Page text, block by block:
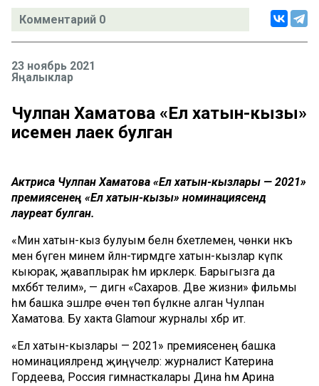
Комментарий 0
23 ноябрь 2021
Яңалыклар
Чулпан Хаматова «Ел хатын-кызы»
исеменә лаек булган
Актриса Чулпан Хаматова «Ел хатын-кызлары — 2021»
премиясенең «Ел хатын-кызы» номинациясендә
лауреат булган.
«Мин хатын-кыз булуым белән бәхетлемен, чөнки нәкъ
менә бүген минем әйләнә-тирәмдәге хатын-кызлар күпкә
кыюрак, җаваплырак һәм ирклерәк. Барыгызга да
мәхәббәт телим», — дигән «Сахаров. Две жизни» фильмы
һәм башка эшләре өчен төп бүләкне алган Чулпан
Хаматова. Бу хакта Glamour журналы хәбәр итә.
«Ел хатын-кызлары — 2021» премиясенең башка
номинацияләрендә җиңүчеләр: журналист Катерина
Гордеева, Россия гимнасткалары Дина һәм Арина